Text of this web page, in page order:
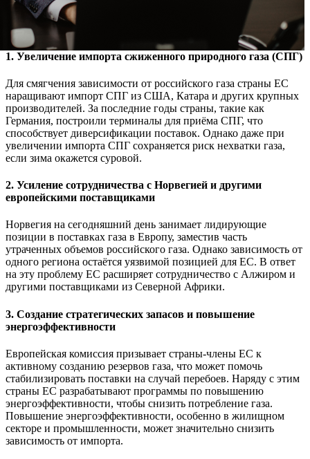
1. Увеличение импорта сжиженного природного газа (СПГ)
Для смягчения зависимости от российского газа страны ЕС
наращивают импорт СПГ из США, Катара и других крупных
производителей. За последние годы страны, такие как
Германия, построили терминалы для приёма СПГ, что
способствует диверсификации поставок. Однако даже при
увеличении импорта СПГ сохраняется риск нехватки газа,
если зима окажется суровой.
2. Усиление сотрудничества с Норвегией и другими
европейскими поставщиками
Норвегия на сегодняшний день занимает лидирующие
позиции в поставках газа в Европу, заместив часть
утраченных объемов российского газа. Однако зависимость от
одного региона остаётся уязвимой позицией для ЕС. В ответ
на эту проблему ЕС расширяет сотрудничество с Алжиром и
другими поставщиками из Северной Африки.
3. Создание стратегических запасов и повышение
энергоэффективности
Европейская комиссия призывает страны-члены ЕС к
активному созданию резервов газа, что может помочь
стабилизировать поставки на случай перебоев. Наряду с этим
страны ЕС разрабатывают программы по повышению
энергоэффективности, чтобы снизить потребление газа.
Повышение энергоэффективности, особенно в жилищном
секторе и промышленности, может значительно снизить
зависимость от импорта.